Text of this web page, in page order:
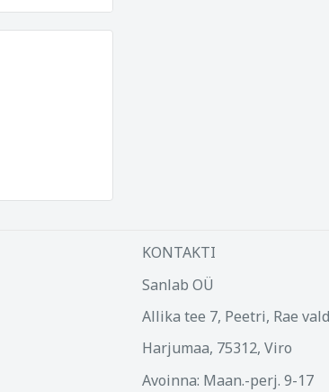
KONTAKTI
Sanlab OÜ
Allika tee 7, Peetri, Rae vald
Harjumaa, 75312, Viro
Avoinna: Maan.-perj. 9-17